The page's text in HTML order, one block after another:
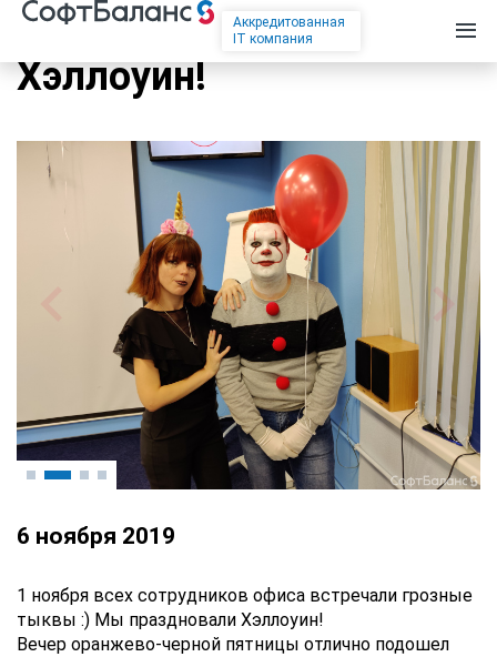
Аккредитованная
IT компания
Хэллоуин!
6 ноября 2019
1 ноября всех сотрудников офиса встречали грозные
тыквы :) Мы праздновали Хэллоуин!
Вечер оранжево-черной пятницы отлично подошел